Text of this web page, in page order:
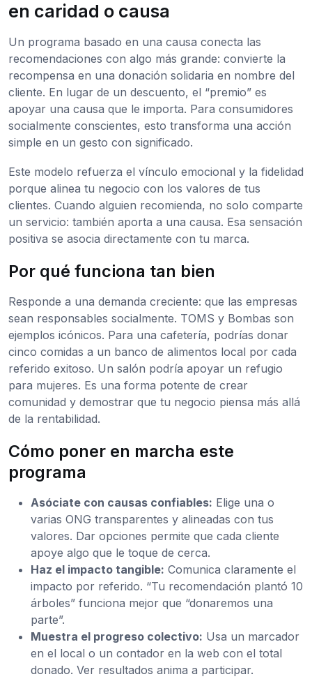
en caridad o causa
Un programa basado en una causa conecta las
recomendaciones con algo más grande: convierte la
recompensa en una donación solidaria en nombre del
cliente. En lugar de un descuento, el “premio” es
apoyar una causa que le importa. Para consumidores
socialmente conscientes, esto transforma una acción
simple en un gesto con significado.
Este modelo refuerza el vínculo emocional y la fidelidad
porque alinea tu negocio con los valores de tus
clientes. Cuando alguien recomienda, no solo comparte
un servicio: también aporta a una causa. Esa sensación
positiva se asocia directamente con tu marca.
Por qué funciona tan bien
Responde a una demanda creciente: que las empresas
sean responsables socialmente. TOMS y Bombas son
ejemplos icónicos. Para una cafetería, podrías donar
cinco comidas a un banco de alimentos local por cada
referido exitoso. Un salón podría apoyar un refugio
para mujeres. Es una forma potente de crear
comunidad y demostrar que tu negocio piensa más allá
de la rentabilidad.
Cómo poner en marcha este
programa
Asóciate con causas confiables: Elige una o
varias ONG transparentes y alineadas con tus
valores. Dar opciones permite que cada cliente
apoye algo que le toque de cerca.
Haz el impacto tangible: Comunica claramente el
impacto por referido. “Tu recomendación plantó 10
árboles” funciona mejor que “donaremos una
parte”.
Muestra el progreso colectivo: Usa un marcador
en el local o un contador en la web con el total
donado. Ver resultados anima a participar.